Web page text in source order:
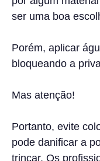
ser uma boa
Porém, aplicar
bloqueando a
Mas atenção!
Portanto, evite
pode danificar a
trincar. Os